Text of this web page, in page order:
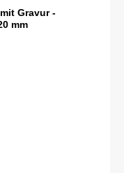
Gravur -
mm